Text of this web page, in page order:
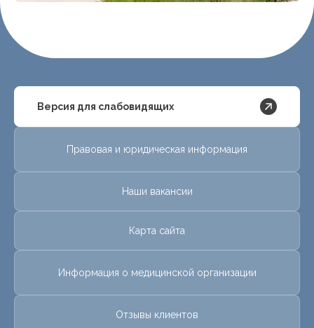
Версия для слабовидящих
Правовая и юридическая информация
Наши вакансии
Карта сайта
Информация о медицинской организации
Отзывы клиентов